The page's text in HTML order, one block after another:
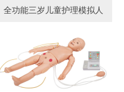
全功能三岁儿童护理模拟人